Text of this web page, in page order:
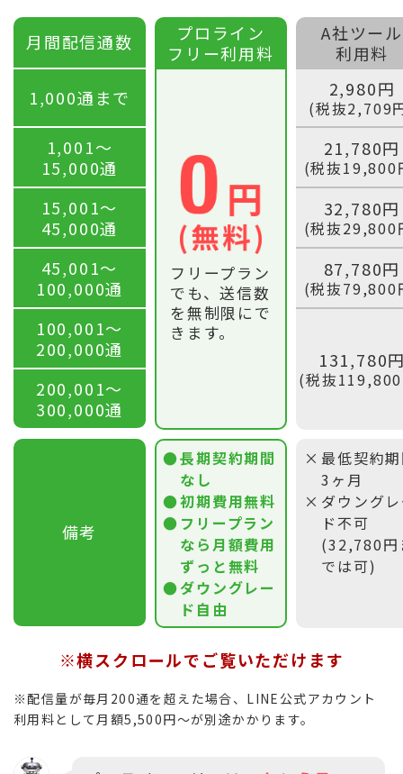
月間配信通数
プロライン
フリー利用料
A社ツール
利用料
1,000通まで
フリープラン
でも、送信数
を無制限にで
きます。
2,980円
(税抜2,709
1,001〜
15,000通
21,780円
(税抜19,800
15,001〜
45,000通
32,780円
(税抜29,800
45,001〜
100,000通
87,780円
(税抜79,800
100,001〜
200,000通
131,780
(税抜
200,001〜
300,000通
備考
長期契約期間
なし
初期費用無料
フリープラン
なら月額費用
ずっと無料
ダウングレー
ド自由
最低契約
3ヶ月
ダウング
ド不可
(32,780円
では可)
※横スクロールでご覧いただけます
※配信量が毎月200通を超えた場合、LINE公式アカウント
利用料として月額5,500円〜が別途かかります。